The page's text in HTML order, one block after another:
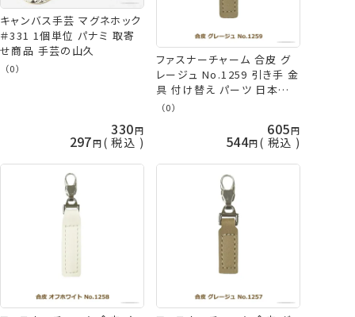
キャンバス手芸 マグネホック
＃331 1個単位 パナミ 取寄
せ商品 手芸の山久
（0）
330
297 税込
ファスナーチャーム 合皮 グ
レージュ No.1259 引き手 金
具 付け替え パーツ 日本製
ネコポス可 ミササ 手芸の山
（0）
605
544 税込